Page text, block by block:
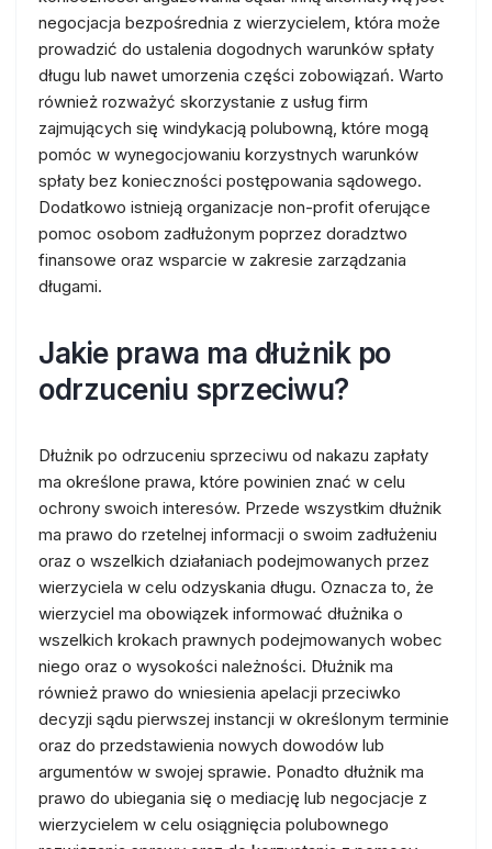
negocjacja bezpośrednia z wierzycielem, która może
prowadzić do ustalenia dogodnych warunków spłaty
długu lub nawet umorzenia części zobowiązań. Warto
również rozważyć skorzystanie z usług firm
zajmujących się windykacją polubowną, które mogą
pomóc w wynegocjowaniu korzystnych warunków
spłaty bez konieczności postępowania sądowego.
Dodatkowo istnieją organizacje non-profit oferujące
pomoc osobom zadłużonym poprzez doradztwo
finansowe oraz wsparcie w zakresie zarządzania
długami.
Jakie prawa ma dłużnik po
odrzuceniu sprzeciwu?
Dłużnik po odrzuceniu sprzeciwu od nakazu zapłaty
ma określone prawa, które powinien znać w celu
ochrony swoich interesów. Przede wszystkim dłużnik
ma prawo do rzetelnej informacji o swoim zadłużeniu
oraz o wszelkich działaniach podejmowanych przez
wierzyciela w celu odzyskania długu. Oznacza to, że
wierzyciel ma obowiązek informować dłużnika o
wszelkich krokach prawnych podejmowanych wobec
niego oraz o wysokości należności. Dłużnik ma
również prawo do wniesienia apelacji przeciwko
decyzji sądu pierwszej instancji w określonym terminie
oraz do przedstawienia nowych dowodów lub
argumentów w swojej sprawie. Ponadto dłużnik ma
prawo do ubiegania się o mediację lub negocjacje z
wierzycielem w celu osiągnięcia polubownego